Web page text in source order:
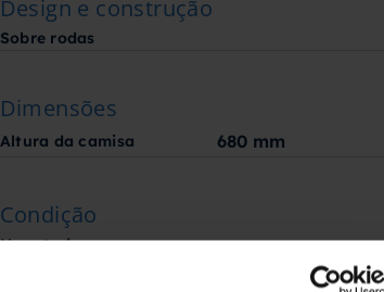
Design e construção
Sobre rodas
Dimensões
Altura da camisa 680 mm
Condição
No estado